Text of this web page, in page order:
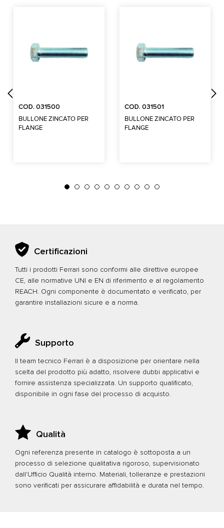
COD. 031500
BULLONE ZINCATO PER
FLANGE
COD. 031501
BULLONE ZINCATO PER
FLANGE
Certificazioni
Tutti i prodotti Ferrari sono conformi alle direttive europee
CE, alle normative UNI e EN di riferimento e al regolamento
REACH. Ogni componente è documentato e verificato, per
garantire installazioni sicure e a norma.
Supporto
Il team tecnico Ferrari è a disposizione per orientare nella
scelta del prodotto più adatto, risolvere dubbi applicativi e
fornire assistenza specializzata. Un supporto qualificato,
disponibile in ogni fase del processo di acquisto.
Qualità
Ogni referenza presente in catalogo è sottoposta a un
processo di selezione qualitativa rigoroso, supervisionato
dall'Ufficio Qualità interno. Materiali, tolleranze e prestazioni
sono verificati per assicurare affidabilità e durata nel tempo.